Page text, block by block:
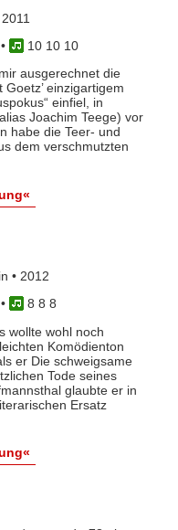
10 10 10
ausgerechnet die
einzigartigem
einfiel, in
Joachim Teege) vor
habe die Teer- und
dem verschmutzten
• 2012
•
8 8 8
wollte wohl noch
Komödienton
er Die schweigsame
Tode seines
glaubte er in
Ersatz